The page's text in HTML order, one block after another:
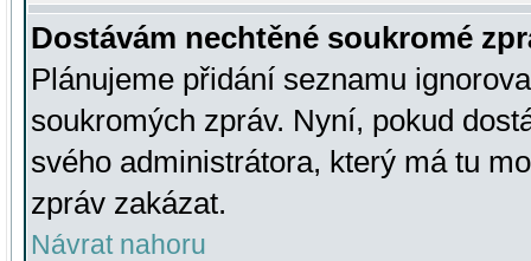
Dostávám nechtěné soukromé
Plánujeme přidání seznamu
soukromých zpráv. Nyní, pokud
svého administrátora, který má tu
zpráv zakázat.
Návrat nahoru